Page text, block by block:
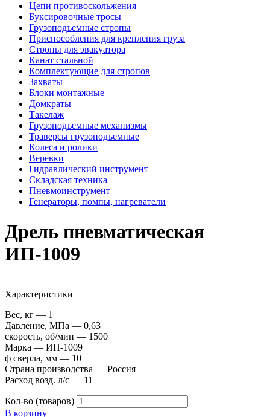
Цепи противоскольжения
Буксировочные тросы
Грузоподъемные стропы
Приспособления для крепления груза
Стропы для эвакуатора
Канат стальной
Комплектующие для стропов
Захваты
Блоки монтажные
Домкраты
Такелаж
Грузоподъемные механизмы
Траверсы грузоподъемные
Колеса и ролики
Веревки
Гидравлический инструмент
Складская техника
Пневмоинструмент
Генераторы, помпы, нагреватели
Дрель пневматическая
ИП-1009
Характеристики
Вес, кг — 1
Давление, МПа — 0,63
скорость, об/мин — 1500
Марка — ИП-1009
ф сверла, мм — 10
Страна производства — Россия
Расход возд. л/с — 11
Кол-во (товаров)
В корзину